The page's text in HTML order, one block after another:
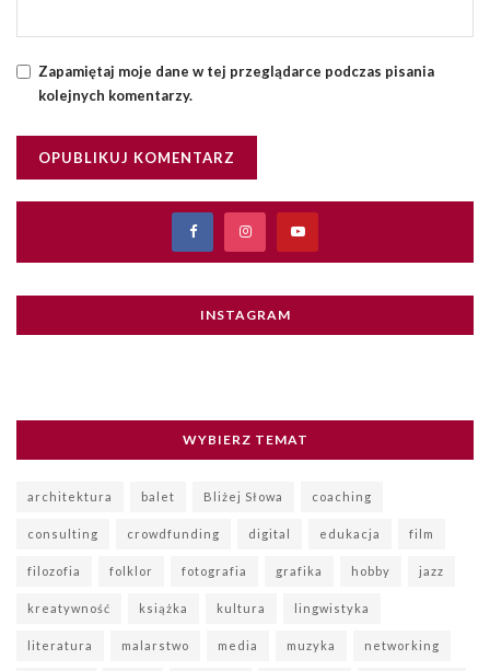
Zapamiętaj moje dane w tej przeglądarce podczas pisania
kolejnych komentarzy.
INSTAGRAM
WYBIERZ TEMAT
architektura balet Bliżej Słowa coaching
consulting crowdfunding digital edukacja film
filozofia folklor fotografia grafika hobby jazz
kreatywność książka kultura lingwistyka
literatura malarstwo media muzyka networking